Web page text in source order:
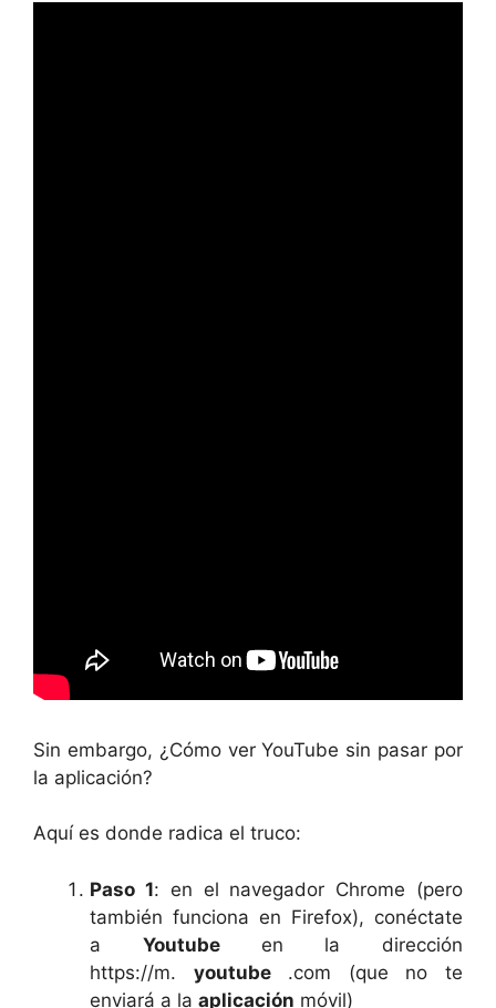
Sin embargo, ¿Cómo ver YouTube sin pasar por
la aplicación?
Aquí es donde radica el truco:
Paso 1: en el navegador Chrome (pero
también funciona en Firefox), conéctate
a Youtube en la dirección
https://m. youtube.com (que no te
enviará a la aplicación móvil)